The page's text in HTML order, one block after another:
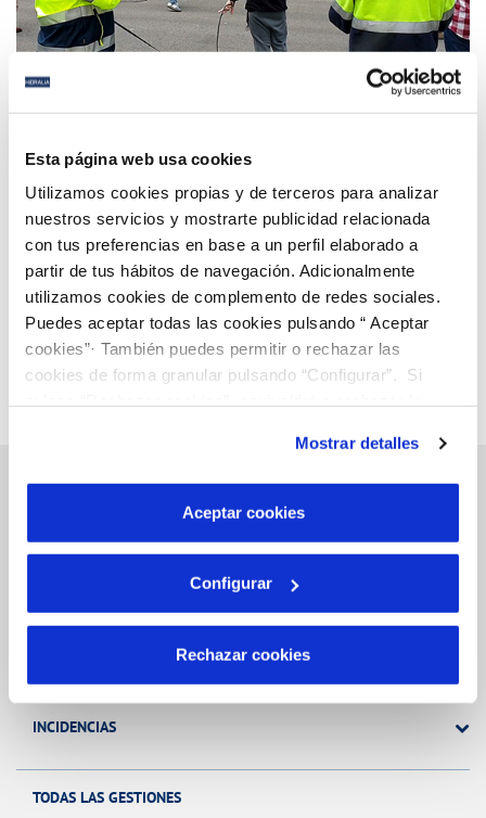
Esta página web usa cookies
Utilizamos cookies propias y de terceros para analizar
nuestros servicios y mostrarte publicidad relacionada
con tus preferencias en base a un perfil elaborado a
partir de tus hábitos de navegación. Adicionalmente
utilizamos cookies de complemento de redes sociales.
Puedes aceptar todas las cookies pulsando “ Aceptar
cookies”· También puedes permitir o rechazar las
cookies de forma granular pulsando “Configurar”. Si
son indispensables para que el sitio web funcione y que
por tanto no se pueden desactivar. Puedes consultar
más información en nuestraPolítica de Cookies
Mostrar detalles
Aceptar cookies
Configurar
Rechazar cookies
HIDRALIA rinde homenaje a las trabajadoras y los
Página 82 de 112
Anterior Siguiente
Gestiones Online
INCIDENCIAS
TODAS LAS GESTIONES